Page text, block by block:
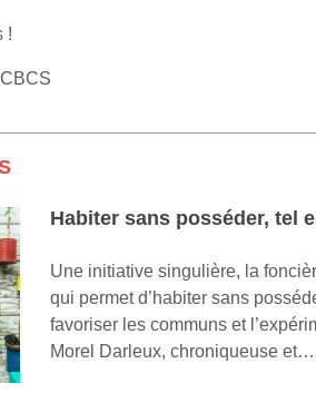
!
Habiter sans posséder, tel
Une initiative singulière, la
qui permet d’habiter sans
favoriser les communs et
Morel Darleux, chroniqueuse et…